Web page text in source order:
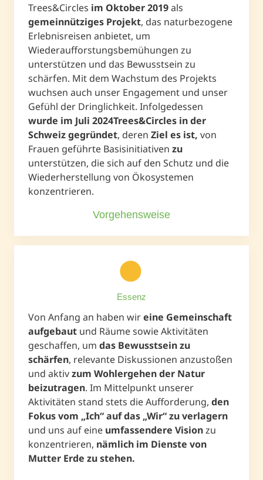
Trees&Circles im Oktober 2019als
gemeinnütziges Projekt, das naturbezogene
Erlebnisreisen anbietet, um
Wiederaufforstungsbemühungen zu
unterstützen und das Bewusstsein zu
schärfen. Mit dem Wachstum des Projekts
wuchsen auch unser Engagement und unser
Gefühl der Dringlichkeit. Infolgedessen
wurde im Juli 2024Trees&Circles in der
Schweiz gegründet, deren Ziel es ist, von
Frauen geführte Basisinitiativen zu
unterstützen, die sich auf den Schutz und die
Wiederherstellung von Ökosystemen
konzentrieren.
Vorgehensweise
Essenz
Von Anfang an haben wireine Gemeinschaft
aufgebaut und Räume sowie Aktivitäten
geschaffen, um das Bewusstsein zu
schärfen, relevante Diskussionen anzustoßen
und aktivzum Wohlergehen der Natur
beizutragen. Im Mittelpunkt unserer
Aktivitäten stand stets die Aufforderung, den
Fokus vom „Ich“ auf das „Wir“ zu verlagern
und uns auf eine umfassendere Visionzu
konzentrieren, nämlich im Dienste von
Mutter Erde zu stehen.